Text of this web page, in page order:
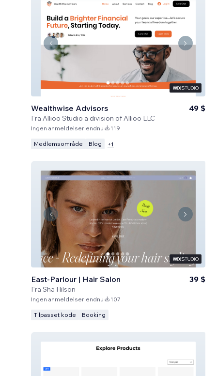
Wealthwise Advisors
Fra Allioo Studio a division of Allioo LLC
49 $
Ingen anmeldelser endnu 119
Medlemsområde Blog +1
East-Parlour | Hair Salon
Fra Sha Hilson
39 $
Ingen anmeldelser endnu 107
Tilpasset kode Booking